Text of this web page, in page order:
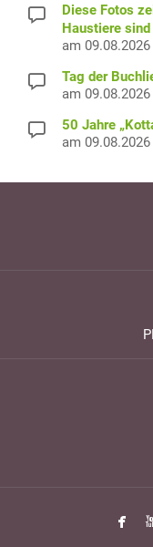
Diese Fotos
Haustiere sind
am
Tag der
am
50 Jahre
am